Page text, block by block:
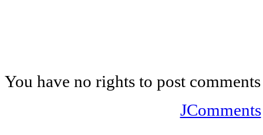
You have no rights to post comments
JComments